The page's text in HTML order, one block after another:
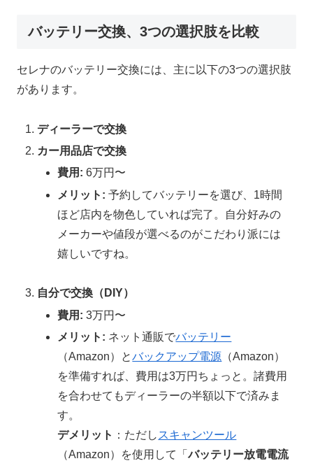
バッテリー交換、3つの選択肢を比較
セレナのバッテリー交換には、主に以下の3つの選択肢
があります。
ディーラーで交換
カー用品店で交換
費用: 6万円〜
メリット: 予約してバッテリーを選び、1時間
ほど店内を物色していれば完了。自分好みの
メーカーや値段が選べるのがこだわり派には
嬉しいですね。
自分で交換（DIY）
費用: 3万円〜
メリット: ネット通販でバッテリー
（Amazon）とバックアップ電源 （Amazon）
を準備すれば、費用は3万円ちょっと。諸費用
を合わせてもディーラーの半額以下で済みま
す。
デメリット ：ただし スキャンツール
（Amazon）を使用して「バッテリー放電電流